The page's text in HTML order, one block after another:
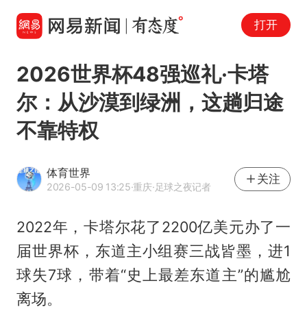
打开
2026世界杯48强巡礼·卡塔
尔：从沙漠到绿洲，这趟归途
不靠特权
体育世界
2026-05-09 13:25·重庆·足球之夜记者
关注
2022年，卡塔尔花了2200亿美元办了一
届世界杯，东道主小组赛三战皆墨，进1
球失7球，带着“史上最差东道主”的尴尬
离场。